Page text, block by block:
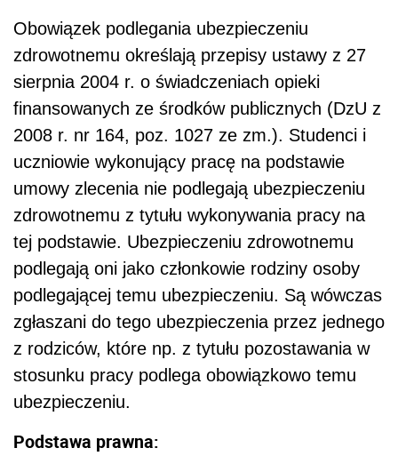
Obowiązek podlegania ubezpieczeniu
zdrowotnemu określają przepisy ustawy z 27
sierpnia 2004 r. o świadczeniach opieki
finansowanych ze środków publicznych (DzU z
2008 r. nr 164, poz. 1027 ze zm.). Studenci i
uczniowie wykonujący pracę na podstawie
umowy zlecenia nie podlegają ubezpieczeniu
zdrowotnemu z tytułu wykonywania pracy na
tej podstawie. Ubezpieczeniu zdrowotnemu
podlegają oni jako członkowie rodziny osoby
podlegającej temu ubezpieczeniu. Są wówczas
zgłaszani do tego ubezpieczenia przez jednego
z rodziców, które np. z tytułu pozostawania w
stosunku pracy podlega obowiązkowo temu
ubezpieczeniu.
Podstawa prawna: